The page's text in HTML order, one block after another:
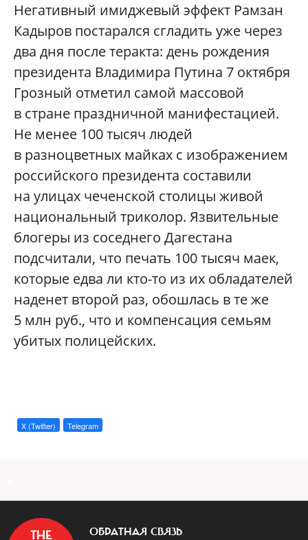
Негативный имиджевый эффект Рамзан
Кадыров постарался сгладить уже через
два дня после теракта: день рождения
президента Владимира Путина 7 октября
Грозный отметил самой массовой
в стране праздничной манифестацией.
Не менее 100 тысяч людей
в разноцветных майках с изображением
российского президента составили
на улицах чеченской столицы живой
национальный триколор. Язвительные
блогеры из соседнего Дагестана
подсчитали, что печать 100 тысяч маек,
которые едва ли кто-то из их обладателей
наденет второй раз, обошлась в те же
5 млн руб., что и компенсация семьям
убитых полицейских.
X (Twitter) Telegram
ОБРАТНАЯ СВЯЗЬ